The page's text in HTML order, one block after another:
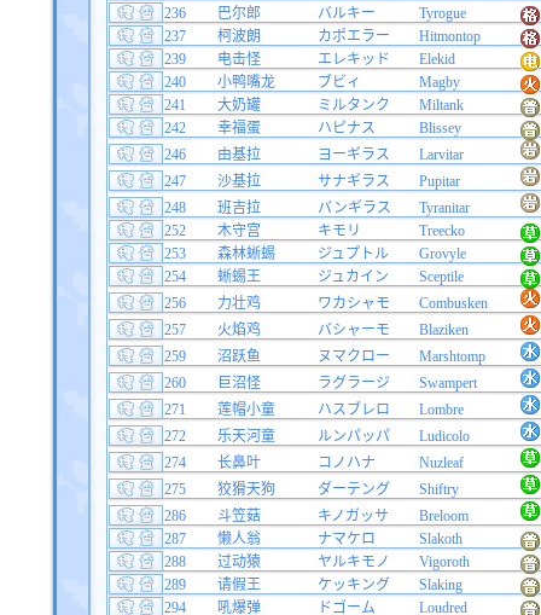
236
巴尔郎 バルキー
Tyrogue
237
柯波朗 カポエラー
Hitmontop
239
电击怪 エレキッド
Elekid
240
小鸭嘴龙 ブビィ
Magby
241
大奶罐 ミルタンク
Miltank
242
幸福蛋 ハピナス
Blissey
246
由基拉 ヨーギラス
Larvitar
247
沙基拉 サナギラス
Pupitar
248
班吉拉 バンギラス
Tyranitar
252
木守宫 キモリ
Treecko
253
森林蜥蜴 ジュプトル
Grovyle
254
蜥蜴王 ジュカイン
Sceptile
256
力壮鸡 ワカシャモ
Combusken
257
火焰鸡 バシャーモ
Blaziken
259
沼跃鱼 ヌマクロー
Marshtomp
260
巨沼怪 ラグラージ
Swampert
271
莲帽小童 ハスブレロ
Lombre
272
乐天河童 ルンパッパ
Ludicolo
274
长鼻叶 コノハナ
Nuzleaf
275
狡猾天狗 ダーテング
Shiftry
286
斗笠菇 キノガッサ
Breloom
287
懒人翁 ナマケロ
Slakoth
288
过动猿 ヤルキモノ
Vigoroth
289
请假王 ケッキング
Slaking
294
吼爆弹 ドゴーム Loudred